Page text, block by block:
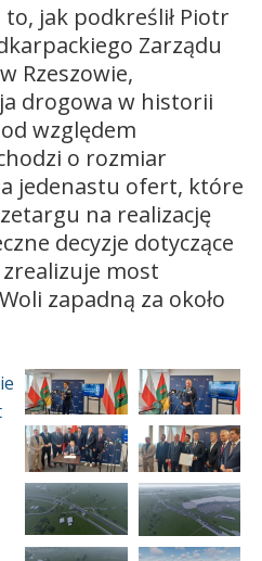
jak podkreślił Piotr
Zarządu
Rzeszowie,
drogowa w historii
względem
o rozmiar
jedenastu ofert, które
na realizację
decyzje dotyczące
most
zapadną za około